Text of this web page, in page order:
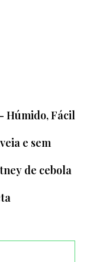
Húmido, Fácil
e sem
de cebola